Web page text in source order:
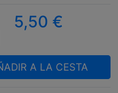
5,50 €
A LA CESTA